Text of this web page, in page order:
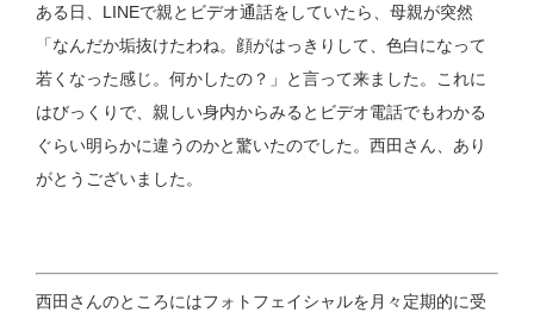
ある日、LINEで親とビデオ通話をしていたら、母親が突然
「なんだか垢抜けたわね。顔がはっきりして、色白になって
若くなった感じ。何かしたの？」と言って来ました。これに
はびっくりで、親しい身内からみるとビデオ電話でもわかる
ぐらい明らかに違うのかと驚いたのでした。西田さん、あり
がとうございました。
西田さんのところにはフォトフェイシャルを月々定期的に受